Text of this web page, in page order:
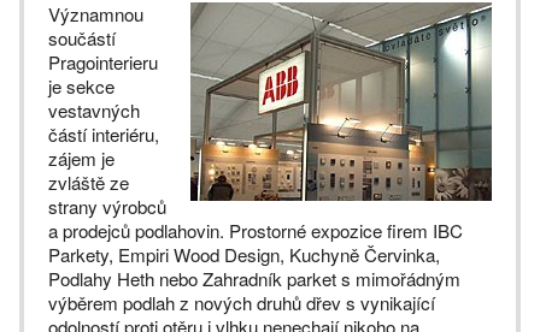
Významnou
součástí
Pragointerieru
je sekce
vestavných
částí interiéru,
zájem je
zvláště ze
strany výrobců
a prodejců podlahovin. Prostorné expozice firem IBC
Parkety, Empiri Wood Design, Kuchyně Červinka,
Podlahy Heth nebo Zahradník parket s mimořádným
výběrem podlah z nových druhů dřev s vynikající
odolností proti otěru i vlhku nenechají nikoho na